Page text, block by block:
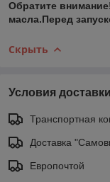
Обратите
масла.Перед
Скрыть
Условия доставки
Транспортная
Доставка
Европочтой